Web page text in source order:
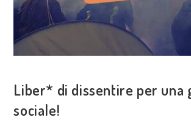
Liber* di dissentire per una
sociale!